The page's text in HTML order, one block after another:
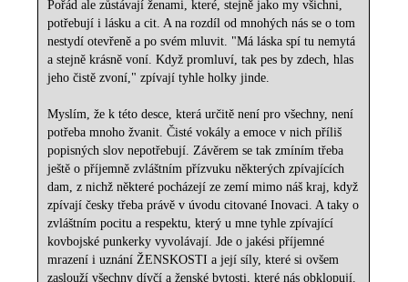
Pořád ale zůstávají ženami, které, stejně jako my všichni,
potřebují i lásku a cit. A na rozdíl od mnohých nás se o tom
nestydí otevřeně a po svém mluvit. "Má láska spí tu nemytá
a stejně krásně voní. Když promluví, tak pes by zdech, hlas
jeho čistě zvoní," zpívají tyhle holky jinde.
Myslím, že k této desce, která určitě není pro všechny, není
potřeba mnoho žvanit. Čisté vokály a emoce v nich příliš
popisných slov nepotřebují. Závěrem se tak zmíním třeba
ještě o příjemně zvláštním přízvuku některých zpívajících
dam, z nichž některé pocházejí ze zemí mimo náš kraj, když
zpívají česky třeba právě v úvodu citované Inovaci. A taky o
zvláštním pocitu a respektu, který u mne tyhle zpívající
kovbojské punkerky vyvolávají. Jde o jakési příjemné
mrazení i uznání ŽENSKOSTI a její síly, které si ovšem
zaslouží všechny dívčí a ženské bytosti, které nás obklopují.